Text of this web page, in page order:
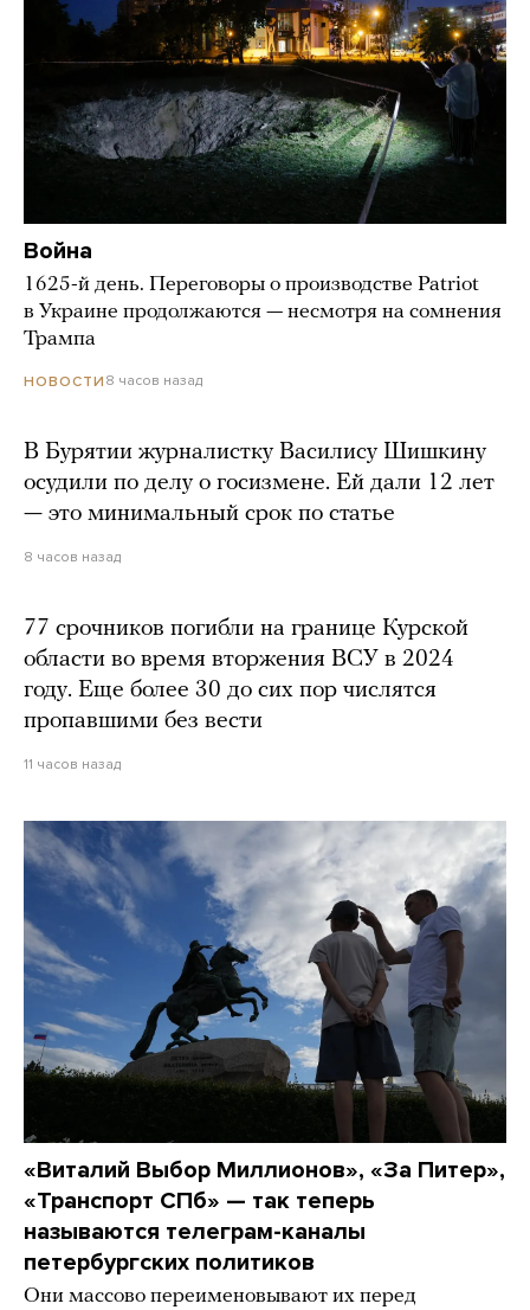
Война
1625-й день. Переговоры о производстве Patriot
в Украине продолжаются — несмотря на сомнения
Трампа
НОВОСТИ 8 часов назад
В Бурятии журналистку Василису Шишкину
осудили по делу о госизмене. Ей дали 12 лет
— это минимальный срок по статье
8 часов назад
77 срочников погибли на границе Курской
области во время вторжения ВСУ в 2024
году. Еще более 30 до сих пор числятся
пропавшими без вести
11 часов назад
«Виталий Выбор Миллионов», «За Питер»,
«Транспорт СПб» — так теперь
называются телеграм-каналы
петербургских политиков
Они массово переименовывают их перед